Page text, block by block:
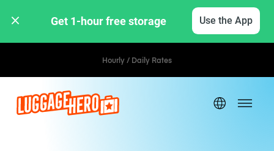
Get 1-hour free storage Use the App
Hourly / Daily Rates